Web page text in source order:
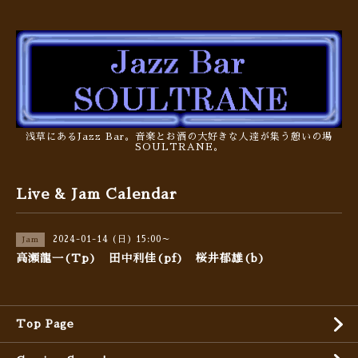
浅草にあるJazz Bar。音楽とお酒の大好きな人達が集う憩いの場
SOULTRANE。
Live & Jam Calendar
Jam 2024-01-14 (日) 15:00～
高瀬龍一(Tp) 田中利佳(pf) 桜井郁雄(b)
Top Page